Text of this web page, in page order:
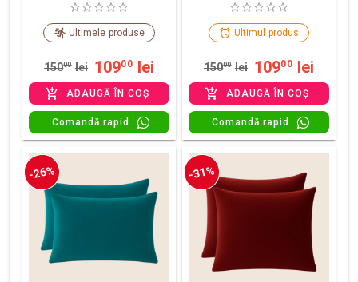
Ultimele produse
15000 lei 10900 lei
ADAUGĂ ÎN COȘ
Comandă rapid
Ultimul produs
15000 lei 10900 lei
ADAUGĂ ÎN COȘ
Comandă rapid
-26% -31%